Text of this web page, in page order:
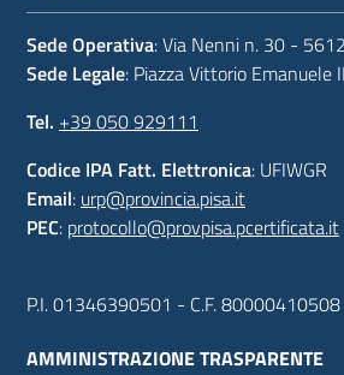
Sede Operativa: Via Nenni n. 30 -
Sede Legale: Piazza Vittorio Emanuele
Tel. +39 050 929111
Codice IPA Fatt. Elettronica: UFIWGR
Email: urp@provincia.pisa.it
PEC: protocollo@provpisa.pcertificata.it
P.I. 01346390501 - C.F. 80000410508
AMMINISTRAZIONE TRASPARENTE